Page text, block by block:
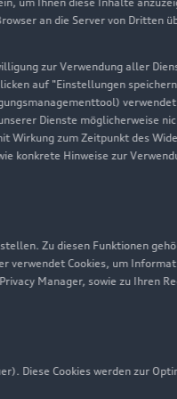
an die Server von Dritten
zur Verwendung aller
auf "Einstellungen
Dienste möglicherweise
Wirkung zum Zeitpunkt des
konkrete Hinweise zur
Zu diesen Funktionen
verwendet Cookies, um
Manager, sowie zu Ihren
Diese Cookies werden zur